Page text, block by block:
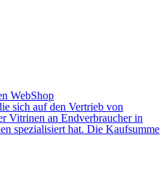
WebShop
sich auf den Vertrieb von
Vitrinen an Endverbraucher in
spezialisiert hat. Die Kaufsumme